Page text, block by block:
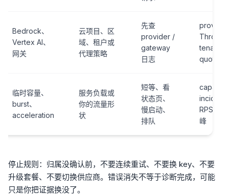
Bedrock、
Vertex AI、
网关
云项目、区
域、租户或
代理策略
先查
provider /
gateway
日志
tenant
quota
临时容量、
burst、
acceleration
服务负载或
你的流量形
状
短等、看
状态页、
慢启动、
排队
capacity
incident
RPS/
峰
停止规则：归属没确认前，不要连续重试、不要换 key、不要
升级套餐、不要切换供应商。错误消失不等于诊断完成，可能
只是你把证据换没了。